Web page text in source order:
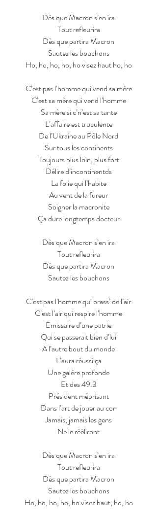
Dès que Macron s’en ira
Tout refleurira
Dès que partira Macron
Sautez les bouchons
Ho, ho, ho, ho, ho visez haut ho, ho
C’est pas l’homme qui vend sa mère
C’est sa mère qui vend l’homme
Sa mère si c’n’est sa tante
L’affaire est truculente
De l’Ukraine au Pôle Nord
Sur tous les continents
Toujours plus loin, plus fort
Délire d’incontinentds
La folie qui l’habite
Au vent de la fureur
Soigner la macronite
Ça dure longtemps docteur
Dès que Macron s’en ira
Tout refleurira
Dès que partira Macron
Sautez les bouchons
C’est pas l’homme qui brass’ de l’air
C’est l’air qui respire l’homme
Emissaire d’une patrie
Qui se passerait bien d’lui
A l’autre bout du monde
L’aura réussi ça
Une galère profonde
Et des 49.3
Président méprisant
Dans l’art de jouer au con
Jamais, jamais les gens
Ne le rééliront
Dès que Macron s’en ira
Tout refleurira
Dès que partira Macron
Sautez les bouchons
Ho, ho, ho, ho, ho visez haut, ho, ho